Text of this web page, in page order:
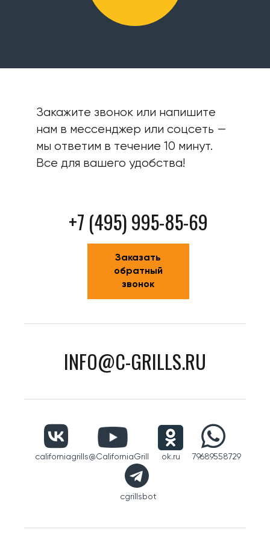
Закажите звонок или напишите
нам в мессенджер или соцсеть —
мы ответим в течение 10 минут.
Все для вашего удобства!
+7 (495) 995-85-69
Заказать
обратный
звонок
INFO@C-GRILLS.RU
californiagrills@CaliforniaGrill ok.ru 79689558729
cgrillsbot